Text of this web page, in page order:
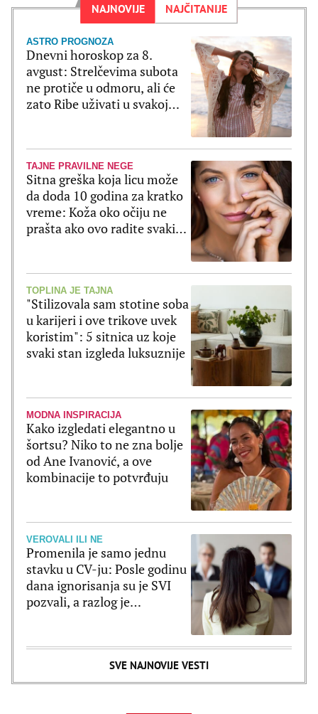
NAJNOVIJE NAJČITANIJE
ASTRO PROGNOZA
Dnevni horoskop za 8.
avgust: Strelčevima subota
ne protiče u odmoru, ali će
zato Ribe uživati u svakoj
TAJNE PRAVILNE NEGE
Sitna greška koja licu može
da doda 10 godina za kratko
vreme: Koža oko očiju ne
prašta ako ovo radite svaki
TOPLINA JE TAJNA
"Stilizovala sam stotine soba
u karijeri i ove trikove uvek
koristim": 5 sitnica uz koje
svaki stan izgleda luksuznije
MODNA INSPIRACIJA
Kako izgledati elegantno u
šortsu? Niko to ne zna bolje
od Ane Ivanović, a ove
kombinacije to potvrđuju
VEROVALI ILI NE
Promenila je samo jednu
stavku u CV-ju: Posle godinu
dana ignorisanja su je SVI
pozvali, a razlog je
SVE NAJNOVIJE VESTI